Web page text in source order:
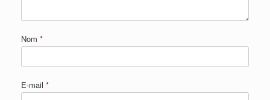
Nom *
E-mail *